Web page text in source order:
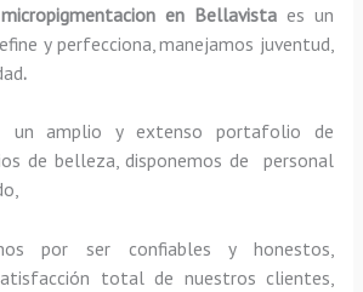
micropigmentacion en Bellavista es un
y perfecciona, manejamos juventud,
.
amplio y extenso portafolio de
de belleza, disponemos de personal
por ser confiables y honestos,
total de nuestros clientes,